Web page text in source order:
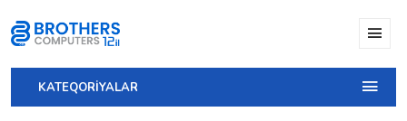
KATEQORİYALAR